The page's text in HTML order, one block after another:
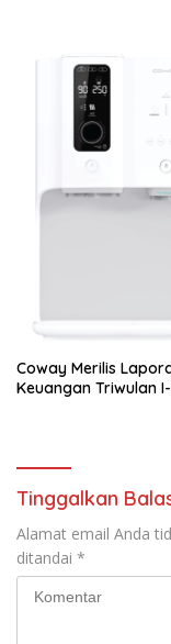
Coway Merilis
Keuangan Triwulan
Tinggalkan
Alamat email Anda
ditandai *